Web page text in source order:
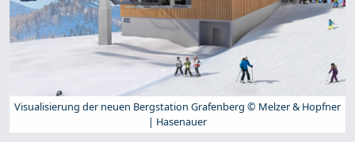
Visualisierung der neuen Bergstation Grafenberg © Melzer & Hopfner
| Hasenauer